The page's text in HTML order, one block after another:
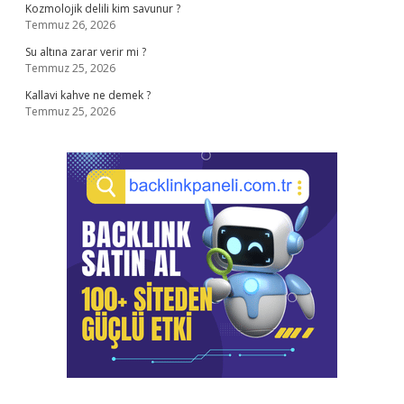
Kozmolojik delili kim savunur ?
Temmuz 26, 2026
Su altına zarar verir mi ?
Temmuz 25, 2026
Kallavi kahve ne demek ?
Temmuz 25, 2026